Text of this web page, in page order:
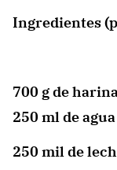
Ingredientes
700 g de
250 ml de agua
250 mil de